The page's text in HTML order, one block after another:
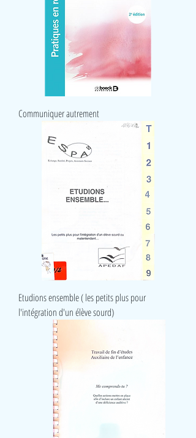
Communiquer autrement
Etudions ensemble ( les petits plus pour
l'intégration d'un élève sourd)